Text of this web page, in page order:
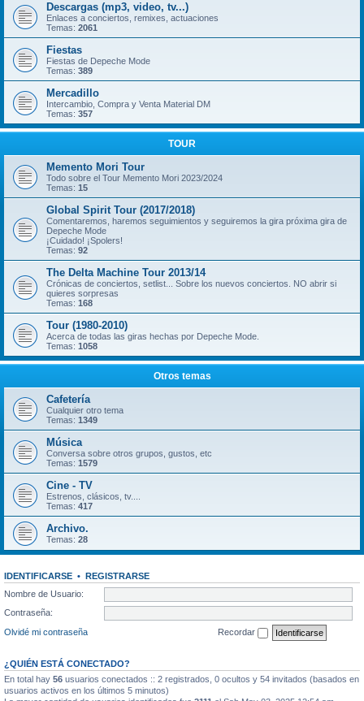
Descargas (mp3, video, tv...)
Enlaces a conciertos, remixes, actuaciones
Temas: 2061
Fiestas
Fiestas de Depeche Mode
Temas: 389
Mercadillo
Intercambio, Compra y Venta Material DM
Temas: 357
TOUR
Memento Mori Tour
Todo sobre el Tour Memento Mori 2023/2024
Temas: 15
Global Spirit Tour (2017/2018)
Comentaremos, haremos seguimientos y seguiremos la gira próxima gira de
Depeche Mode
¡Cuidado! ¡Spolers!
Temas: 92
The Delta Machine Tour 2013/14
Crónicas de conciertos, setlist... Sobre los nuevos conciertos. NO abrir si
quieres sorpresas
Temas: 168
Tour (1980-2010)
Acerca de todas las giras hechas por Depeche Mode.
Temas: 1058
Otros temas
Cafetería
Cualquier otro tema
Temas: 1349
Música
Conversa sobre otros grupos, gustos, etc
Temas: 1579
Cine - TV
Estrenos, clásicos, tv....
Temas: 417
Archivo.
Temas: 28
IDENTIFICARSE • REGISTRARSE
Nombre de Usuario:
Contraseña:
Olvidé mi contraseña
Recordar
¿QUIÉN ESTÁ CONECTADO?
En total hay 56 usuarios conectados :: 2 registrados, 0 ocultos y 54 invitados (basados en
usuarios activos en los últimos 5 minutos)